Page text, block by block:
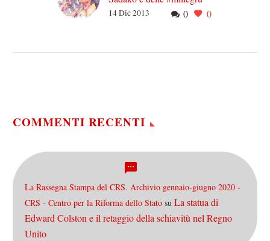
Quando, la mattina del 6
0 0
14 Dic 2013
COMMENTI RECENTI
La Rassegna Stampa del CRS. Archivio gennaio-giugno 2020 -
CRS - Centro per la Riforma dello Stato su La statua di
Edward Colston e il retaggio della schiavitù nel Regno
Unito